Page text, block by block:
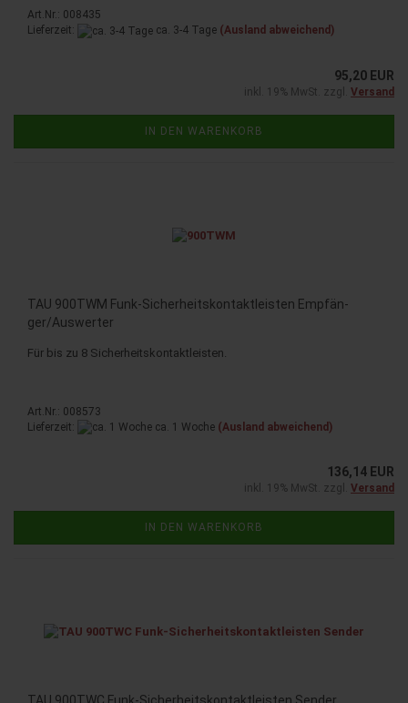
Art.Nr.: 008435
Lieferzeit:
ca. 3-4 Tage (Ausland abweichend)
95,20 EUR
inkl. 19% MwSt. zzgl. Versand
IN DEN WARENKORB
TAU 900TWM Funk-​Si­cher­heits­kon­takt­leis­ten Emp­fän­
ger/Aus­wer­ter
Für bis zu 8 Si­cher­heits­kon­takt­leis­ten.
Art.Nr.: 008573
Lieferzeit:
ca. 1 Woche (Ausland abweichend)
136,14 EUR
inkl. 19% MwSt. zzgl. Versand
IN DEN WARENKORB